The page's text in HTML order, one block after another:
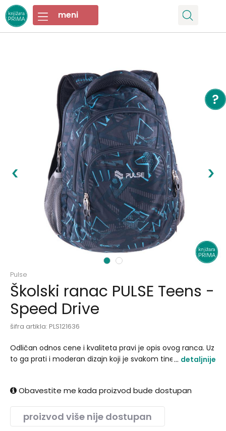
1 2
Pulse
Školski ranac PULSE Teens -
Speed Drive
šifra artikla: PLS121636
Odličan odnos cene i kvaliteta pravi je opis ovog ranca. Uz
to ga prati i moderan dizajn koji je svakom tinejdžeru
izgledu. Takođe kada je reč o tehničkim detaljima ranac
oštećuje staklo na telefonu ili naočarama kao i
reflektujuće trake za bezbednost u noćnim uslovima
detaljnije
Obavestite me kada proizvod bude dostupan
proizvod više nije dostupan